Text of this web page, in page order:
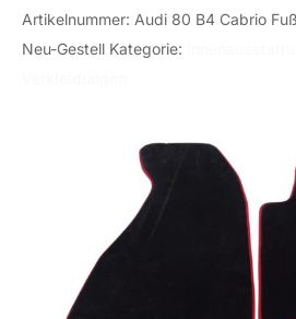
Artikelnummer: Audi 80 B4 Cabrio
Neu-Gestell Kategorie: